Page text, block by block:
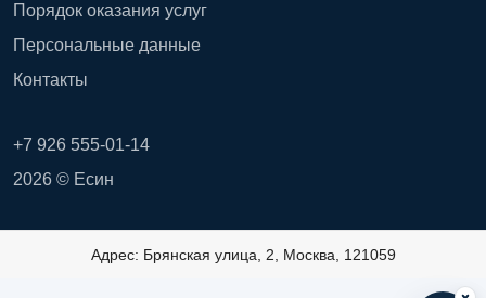
Порядок оказания услуг
Персональные данные
Контакты
+7 926 555-01-14
2026 © Есин
Адрес: Брянская улица, 2, Москва, 121059